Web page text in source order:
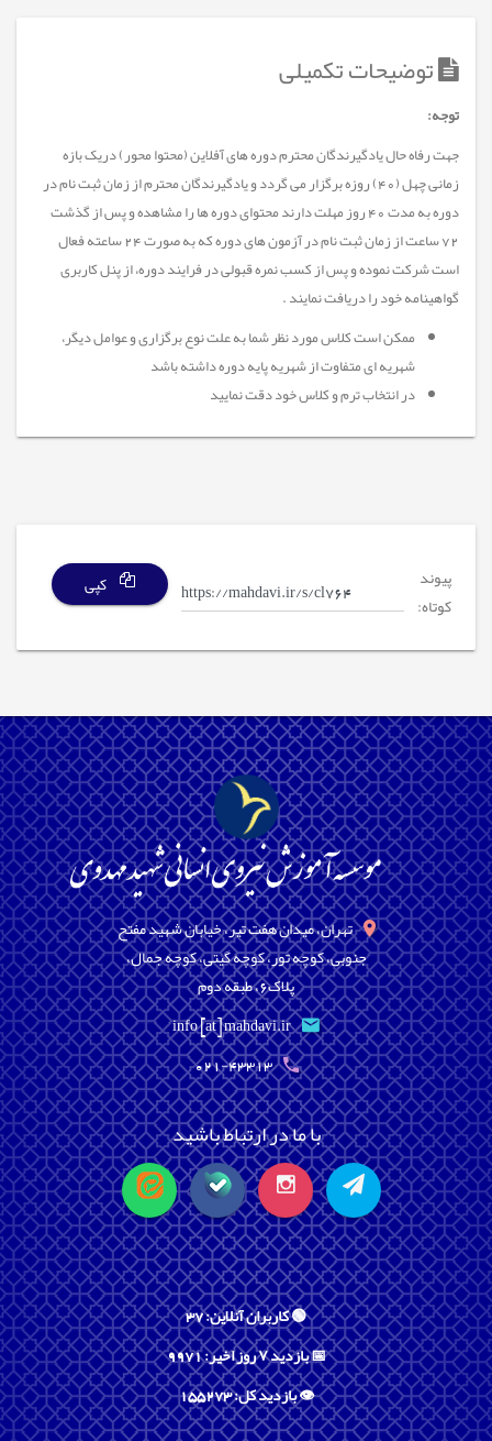
توضیحات تکمیلی
توجه:
جهت رفاه حال یادگیرندگان محترم دوره های آفلاین (محتوا محور) دریک بازه
زمانی چهل (40) روزه برگزار می گردد و یادگیرندگان محترم از زمان ثبت نام در
دوره به مدت 40 روز مهلت دارند محتوای دوره ها را مشاهده و پس از گذشت
72 ساعت از زمان ثبت نام در آزمون های دوره که به صورت 24 ساعته فعال
است شرکت نموده و پس از کسب نمره قبولی در فرایند دوره، از پنل کاربری
گواهینامه خود را دریافت نمایند .
ممکن است کلاس مورد نظر شما به علت نوع برگزاری و عوامل دیگر،
شهریه ای متفاوت از شهریه پایه دوره داشته باشد
در انتخاب ترم و کلاس خود دقت نمایید
پیوند
کوتاه:
کپی
تهران، میدان هفت تیر، خیابان شهید مفتح
جنوبی، کوچه تور، کوچه گیتی، کوچه جمال،
پلاک6، طبقه دوم
info [at] mahdavi.ir
021-43313
با ما در ارتباط باشید
🟢 کاربران آنلاین: 37
📅 بازدید ۷ روز اخیر: 9971
👁️ بازدید کل: 155273